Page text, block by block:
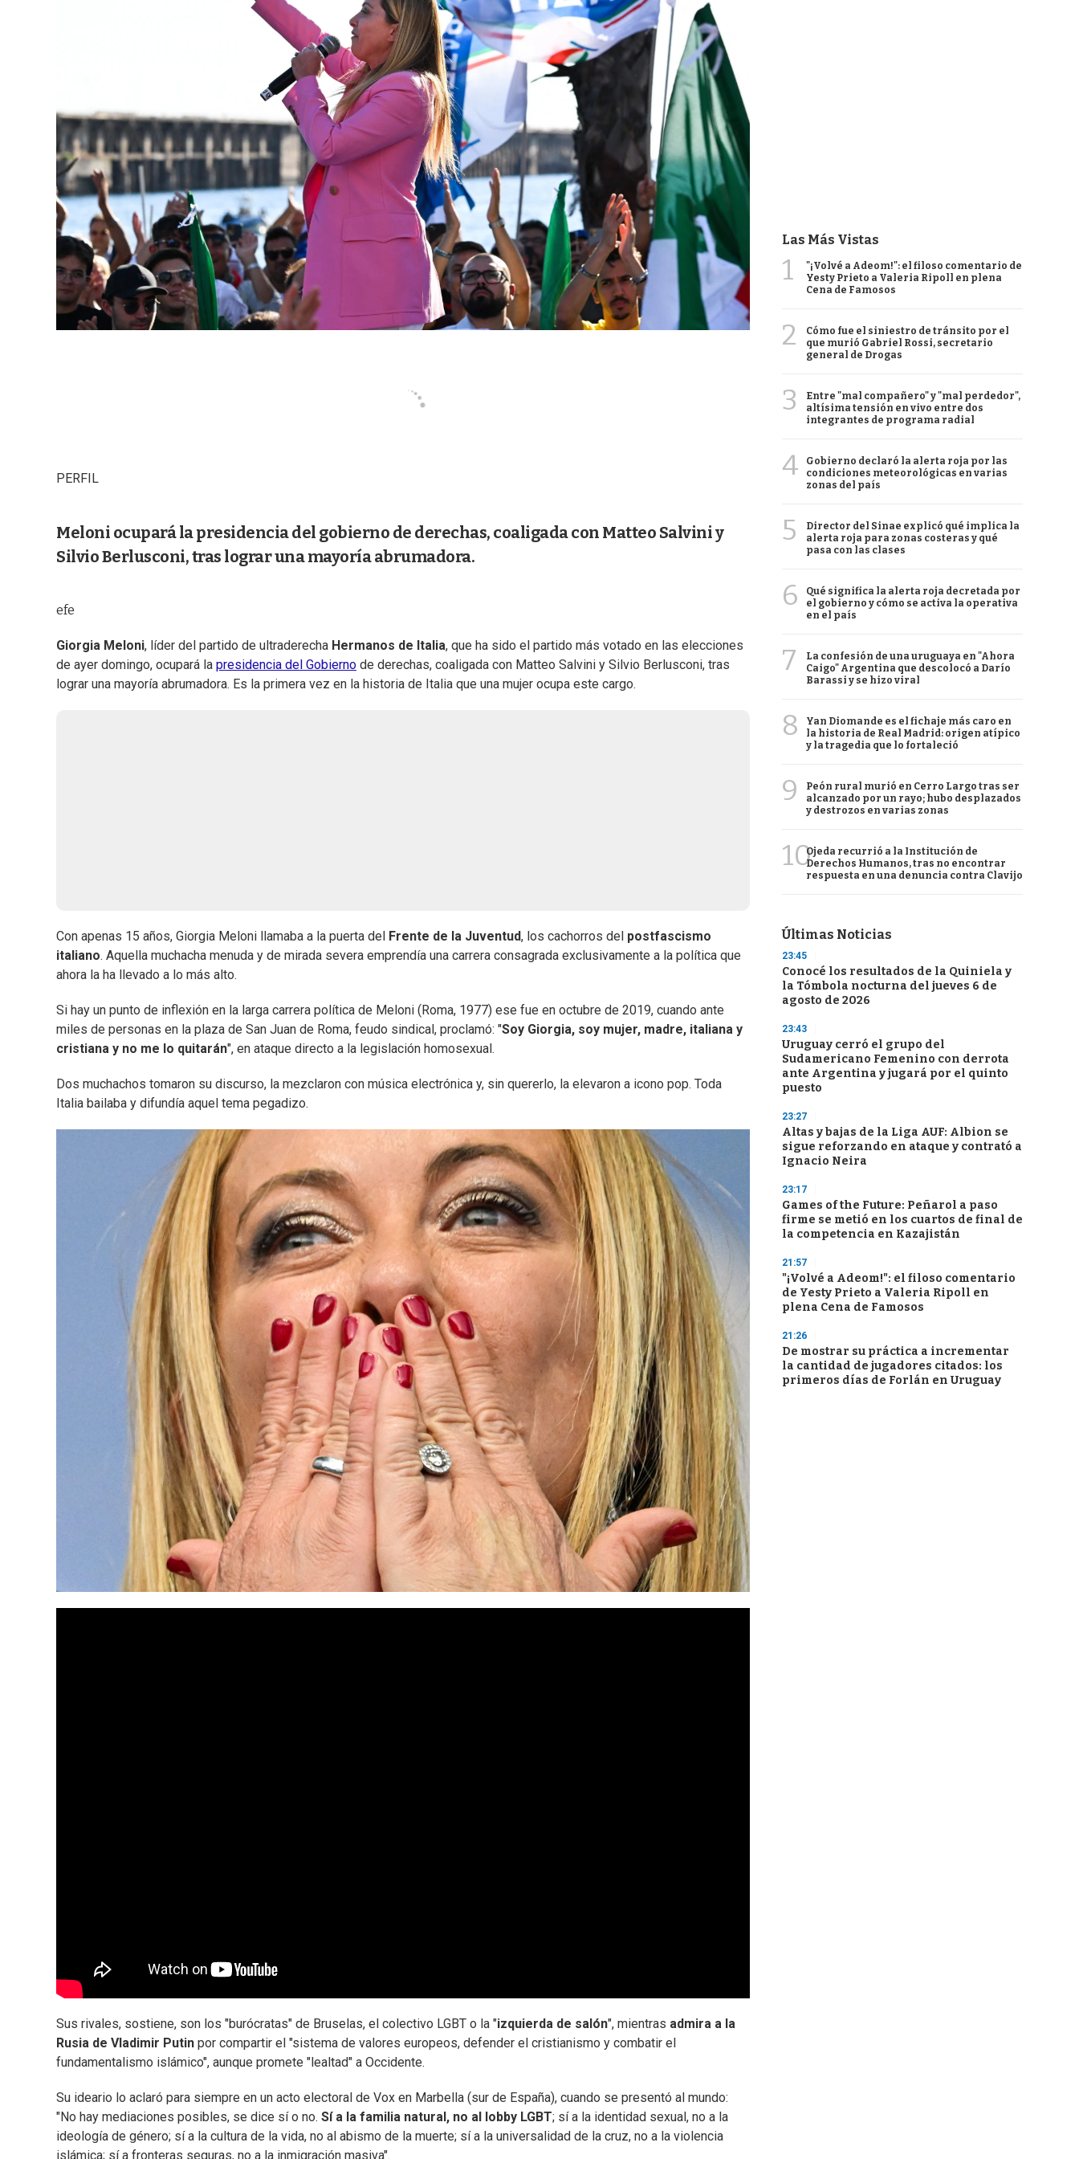
PERFIL
Meloni ocupará la presidencia del gobierno de derechas, coaligada con Matteo Salvini y
Silvio Berlusconi, tras lograr una mayoría abrumadora.
efe
Giorgia Meloni, líder del partido de ultraderecha Hermanos de Italia, que ha sido el partido más votado en las elecciones
de ayer domingo, ocupará la presidencia del Gobierno de derechas, coaligada con Matteo Salvini y Silvio Berlusconi, tras
lograr una mayoría abrumadora. Es la primera vez en la historia de Italia que una mujer ocupa este cargo.
Con apenas 15 años, Giorgia Meloni llamaba a la puerta del Frente de la Juventud, los cachorros del postfascismo
italiano. Aquella muchacha menuda y de mirada severa emprendía una carrera consagrada exclusivamente a la política que
ahora la ha llevado a lo más alto.
Si hay un punto de inflexión en la larga carrera política de Meloni (Roma, 1977) ese fue en octubre de 2019, cuando ante
miles de personas en la plaza de San Juan de Roma, feudo sindical, proclamó: "Soy Giorgia, soy mujer, madre, italiana y
cristiana y no me lo quitarán", en ataque directo a la legislación homosexual.
Dos muchachos tomaron su discurso, la mezclaron con música electrónica y, sin quererlo, la elevaron a icono pop. Toda
Italia bailaba y difundía aquel tema pegadizo.
Sus rivales, sostiene, son los "burócratas" de Bruselas, el colectivo LGBT o la "izquierda de salón", mientras admira a la
Rusia de Vladimir Putin por compartir el "sistema de valores europeos, defender el cristianismo y combatir el
fundamentalismo islámico", aunque promete "lealtad" a Occidente.
Su ideario lo aclaró para siempre en un acto electoral de Vox en Marbella (sur de España), cuando se presentó al mundo:
"No hay mediaciones posibles, se dice sí o no. Sí a la familia natural, no al lobby LGBT; sí a la identidad sexual, no a la
ideología de género; sí a la cultura de la vida, no al abismo de la muerte; sí a la universalidad de la cruz, no a la violencia
islámica; sí a fronteras seguras, no a la inmigración masiva".
Las Más Vistas
1
"¡Volvé a Adeom!": el filoso comentario de
Yesty Prieto a Valeria Ripoll en plena
Cena de Famosos
2
Cómo fue el siniestro de tránsito por el
que murió Gabriel Rossi, secretario
general de Drogas
3
Entre "mal compañero" y "mal perdedor",
altísima tensión en vivo entre dos
integrantes de programa radial
4
Gobierno declaró la alerta roja por las
condiciones meteorológicas en varias
zonas del país
5
Director del Sinae explicó qué implica la
alerta roja para zonas costeras y qué
pasa con las clases
6
Qué significa la alerta roja decretada por
el gobierno y cómo se activa la operativa
en el país
7
La confesión de una uruguaya en "Ahora
Caigo" Argentina que descolocó a Darío
Barassi y se hizo viral
8
Yan Diomande es el fichaje más caro en
la historia de Real Madrid: origen atípico
y la tragedia que lo fortaleció
9
Peón rural murió en Cerro Largo tras ser
alcanzado por un rayo; hubo desplazados
y destrozos en varias zonas
10Ojeda recurrió a la Institución de
Derechos Humanos, tras no encontrar
respuesta en una denuncia contra Clavijo
Últimas Noticias
23:45
Conocé los resultados de la Quiniela y
la Tómbola nocturna del jueves 6 de
agosto de 2026
23:43
Uruguay cerró el grupo del
Sudamericano Femenino con derrota
ante Argentina y jugará por el quinto
puesto
23:27
Altas y bajas de la Liga AUF: Albion se
sigue reforzando en ataque y contrató a
Ignacio Neira
23:17
Games of the Future: Peñarol a paso
firme se metió en los cuartos de final de
la competencia en Kazajistán
21:57
"¡Volvé a Adeom!": el filoso comentario
de Yesty Prieto a Valeria Ripoll en
plena Cena de Famosos
21:26
De mostrar su práctica a incrementar
la cantidad de jugadores citados: los
primeros días de Forlán en Uruguay